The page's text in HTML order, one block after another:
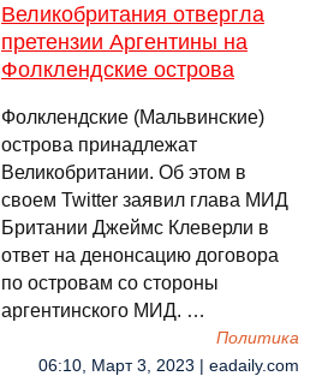
Великобритания отвергла
претензии Аргентины на
Фолклендские острова
Фолклендские (Мальвинские)
острова принадлежат
Великобритании. Об этом в
своем Twitter заявил глава МИД
Британии Джеймс Клеверли в
ответ на денонсацию договора
по островам со стороны
аргентинского МИД. …
Политика
06:10, Март 3, 2023 | eadaily.com